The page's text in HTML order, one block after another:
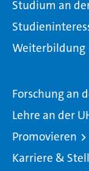
Studium an
Weiterbildung
Forschung an
Lehre an der
Promovieren
Karriere &